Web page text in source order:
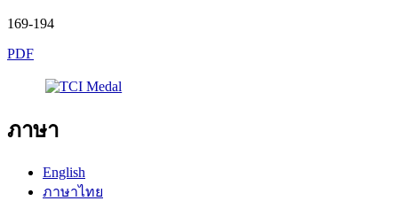
169-194
PDF
ภาษา
English
ภาษาไทย